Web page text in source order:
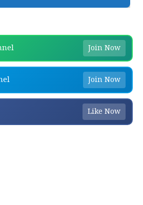
Join Now
Join Now
Like Now